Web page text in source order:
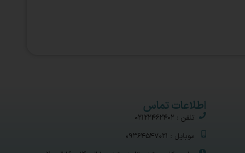
اطلاعات تماس
تلفن : 02122462402
موبایل : 09364547021